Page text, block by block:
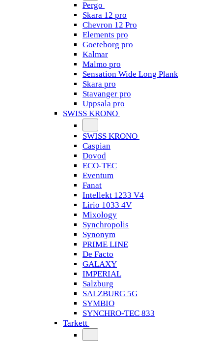
Pergo
Skara 12 pro
Chevron 12 Pro
Elements pro
Goeteborg pro
Kalmar
Malmo pro
Sensation Wide Long Plank
Skara pro
Stavanger pro
Uppsala pro
SWISS KRONO
SWISS KRONO
Caspian
Dovod
ECO-TEC
Eventum
Fanat
Intellekt 1233 V4
Lirio 1033 4V
Mixology
Synchropolis
Synonym
PRIME LINE
De Facto
GALAXY
IMPERIAL
Salzburg
SALZBURG 5G
SYMBIO
SYNCHRO-TEC 833
Tarkett